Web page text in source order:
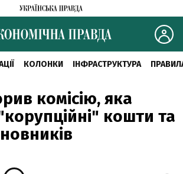
КОЛОНКИ ІНФРАСТРУКТУРА
комісію, яка
кошти та